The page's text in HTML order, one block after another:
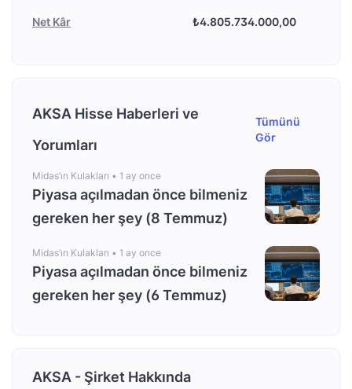
Net Kâr ₺4.805.734.000,00
AKSA Hisse Haberleri ve
Yorumları
Tümünü
Gör
Midas’ın Kulakları • 1 ay once
Piyasa açılmadan önce bilmeniz
gereken her şey (8 Temmuz)
Midas’ın Kulakları • 1 ay once
Piyasa açılmadan önce bilmeniz
gereken her şey (6 Temmuz)
AKSA - Şirket Hakkında